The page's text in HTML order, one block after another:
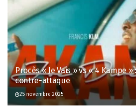
Procès « Je Vais » vs « 4 Kampe »
contre-attaque
25 novembre 2025